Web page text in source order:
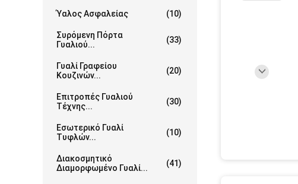
Ύαλος Ασφαλείας (10)
Συρόμενη Πόρτα
Γυαλιού...
(33)
Γυαλί Γραφείου
Κουζινών...
(20)
Επιτροπές Γυαλιού
Τέχνης...
(30)
Εσωτερικό Γυαλί
Τυφλών...
(10)
Διακοσμητικό
Διαμορφωμένο Γυαλί...
(41)